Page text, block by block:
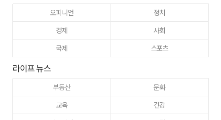
오피니언
정치
경제
사회
국제
스포츠
라이프 뉴스
부동산
문화
교육
건강